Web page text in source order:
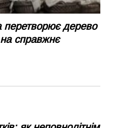
перетворює дерево
справжнє